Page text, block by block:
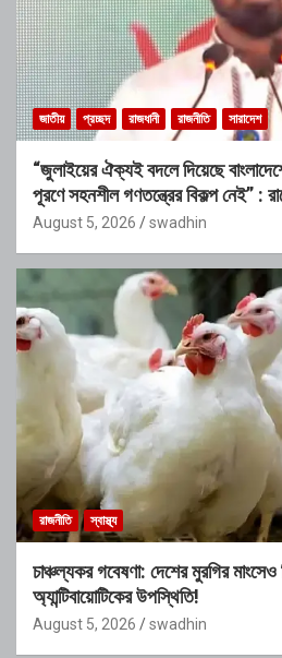
জাতীয় প্রচ্ছদ রাজধানী রাজনীতি সারাদেশ
“জুলাইয়ের ঐক্যই বদলে দিয়েছে
পূরণে সহনশীল গণতন্ত্রের বিকল্প নেই” :
August 5, 2026 swadhin
রাজনীতি স্বাস্থ্য
চাঞ্চল্যকর গবেষণা: দেশের মুরগির মাংসেও
অ্যান্টিবায়োটিকের উপস্থিতি!
August 5, 2026 swadhin